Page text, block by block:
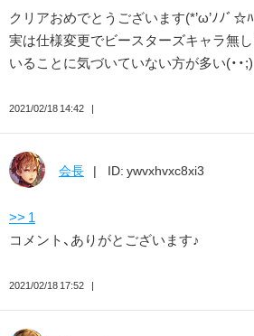
クリアおめでとうございます(*’ω’ﾉﾉﾞ☆
実は仕様変更でビースターズキャラ無
いることに気づいていない方が多い(・・;)
2021/02/18 14:42
会長 ID: ywvxhvxc8xi3
>> 1
コメント、ありがとございます♪
2021/02/18 17:52